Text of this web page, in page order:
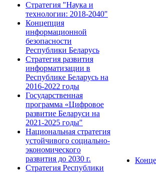
Стратегия "Наука и
технологии: 2018-2040"
Концепция
информационной
безопасности
Республики Беларусь
Стратегия развития
информатизации в
Республике Беларусь на
2016-2022 годы
Государственная
программа «Цифровое
развитие Беларуси на
2021-2025 годы"
Национальная стратегия
устойчивого социально-
экономического
развития до 2030 г.
Стратегия Республики